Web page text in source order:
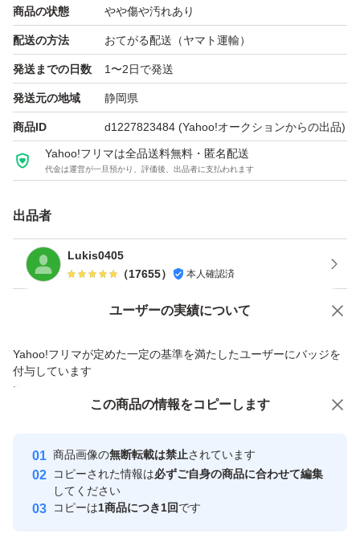
全な動作の保証は致しかねますので、予めご了承下さい。
神経質な方や完品をお求めの場合は、ご入札をお控え下さ
い。
また、中古品として入手したものとなりますので、使用期
間や用途等をご質問されましても、回答致しかねますので
ご理解の上、ご質問をお願い致します。
お願いします。
期限をお守り頂けない場合、購入の意思無しと判断し、落
札者都合にてお取引キャンセルとさせて頂く場合がござい
ます。
セージへの返信及び評価につきましては省略させて頂く場
商品の状態 やや傷や汚れあり
配送の方法 おてがる配送（ヤマト運輸）
発送までの日数 1〜2日で発送
発送元の地域 静岡県
商品ID d1227823484 (Yahoo!オークションからの出品)
Yahoo!フリマは全品送料無料・匿名配送
代金は運営が一旦預かり、評価後、出品者に支払われます
出品者
Lukis0405
（17655） 本人確認済
ユーザーの実績について
Yahoo!フリマが定めた一定の基準を満たしたユーザーにバッジを
付与しています
安心取引出品者
取引実績
取引実績◯+
このユーザーはYahoo!フリマの取
引を完了させた実績があります
Yahoo!オークションで出品した商品のため一部機能は利用できません
商品への質問からの値下げ交渉、不適切なカテゴリ変更依頼は禁止です
この商品の情報をコピーします
商品画像の無断転載は禁止されています
コピーされた情報は必ずご自身の商品に合わせて編集
してください
コピーは1商品につき1回です
この商品をみている人にオススメ